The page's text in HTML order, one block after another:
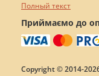
Полный текст
Приймаємо до
Copyright © 2014-